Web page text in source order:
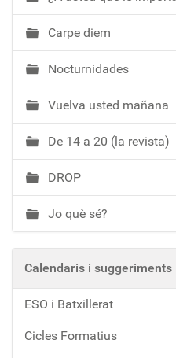
Carpe diem
Nocturnidades
Vuelva usted mañana
De 14 a 20 (la revista)
DROP
Jo què sé?
Calendaris i suggeriments
ESO i Batxillerat
Cicles Formatius